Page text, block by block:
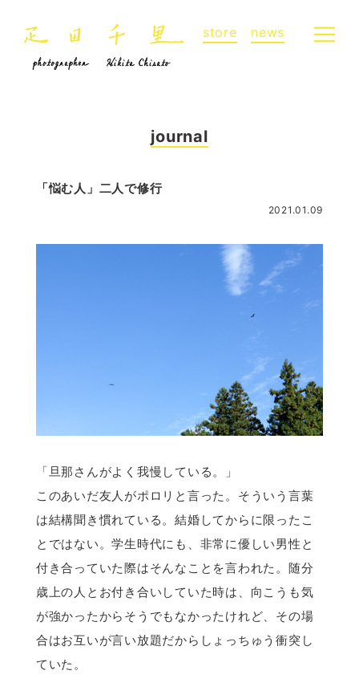
store news
journal
「悩む人」二人で修行
2021.01.09
「旦那さんがよく我慢している。」
このあいだ友人がポロリと言った。そういう言葉
は結構聞き慣れている。結婚してからに限ったこ
とではない。学生時代にも、非常に優しい男性と
付き合っていた際はそんなことを言われた。随分
歳上の人とお付き合いしていた時は、向こうも気
が強かったからそうでもなかったけれど、その場
合はお互いが言い放題だからしょっちゅう衝突し
ていた。